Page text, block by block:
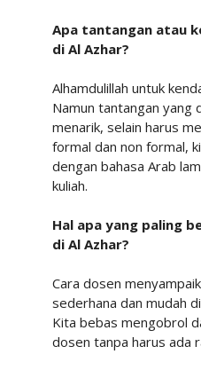
Apa tantangan atau
di Al Azhar?
Alhamdulillah untuk
Namun tantangan yang
menarik, selain harus
formal dan non formal,
dengan bahasa Arab
kuliah.
Hal apa yang paling
di Al Azhar?
Cara dosen
sederhana dan mudah
Kita bebas mengobrol
dosen tanpa harus ada